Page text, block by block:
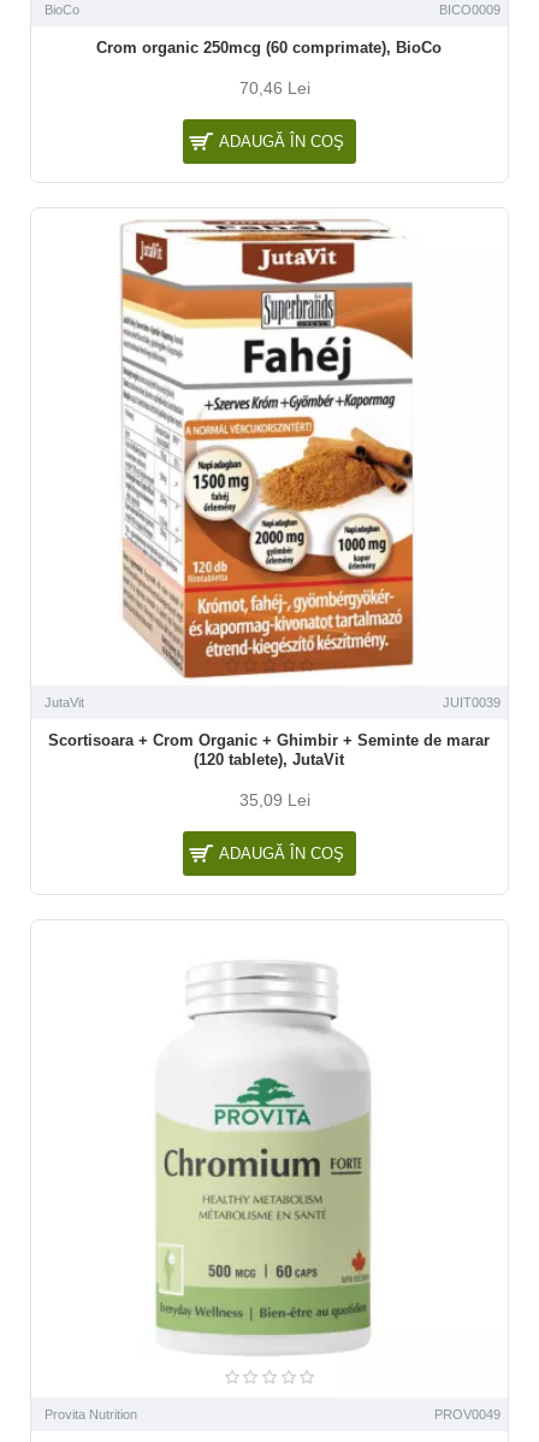
BioCo BICO0009
Crom organic 250mcg (60 comprimate), BioCo
70,46 Lei
ADAUGĂ ÎN COŞ
JutaVit JUIT0039
Scortisoara + Crom Organic + Ghimbir + Seminte de marar
(120 tablete), JutaVit
35,09 Lei
ADAUGĂ ÎN COŞ
Provita Nutrition PROV0049